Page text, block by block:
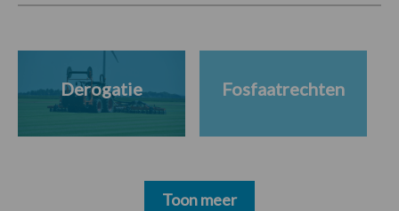
Derogatie Fosfaatrechten
Toon meer